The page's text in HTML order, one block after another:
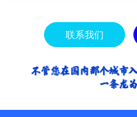
联系我们